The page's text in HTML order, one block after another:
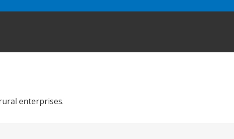
enterprises.